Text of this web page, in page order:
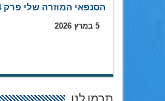
הסנפאי המוזרה שלי פרק 4
5 במרץ 2026